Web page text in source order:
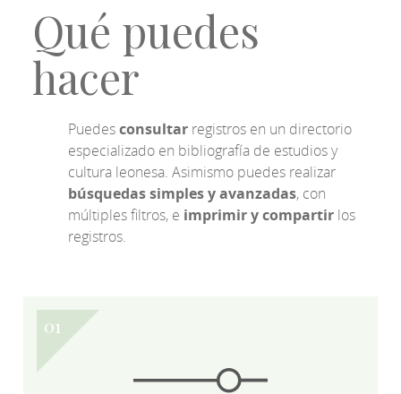
Qué puedes
hacer
Puedesconsultar registros en un directorio
especializado en bibliografía de estudios y
cultura leonesa. Asimismo puedes realizar
búsquedas simples y avanzadas, con
múltiples filtros, e imprimir y compartir los
registros.